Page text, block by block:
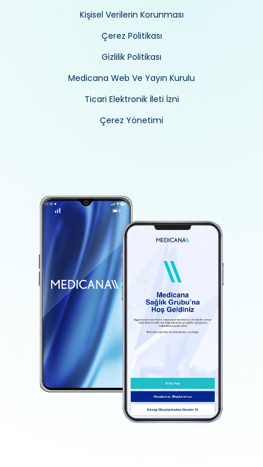
Kişisel Verilerin Korunması
Çerez Politikası
Gizlilik Politikası
Medicana Web Ve Yayın Kurulu
Ticari Elektronik İleti İzni
Çerez Yönetimi